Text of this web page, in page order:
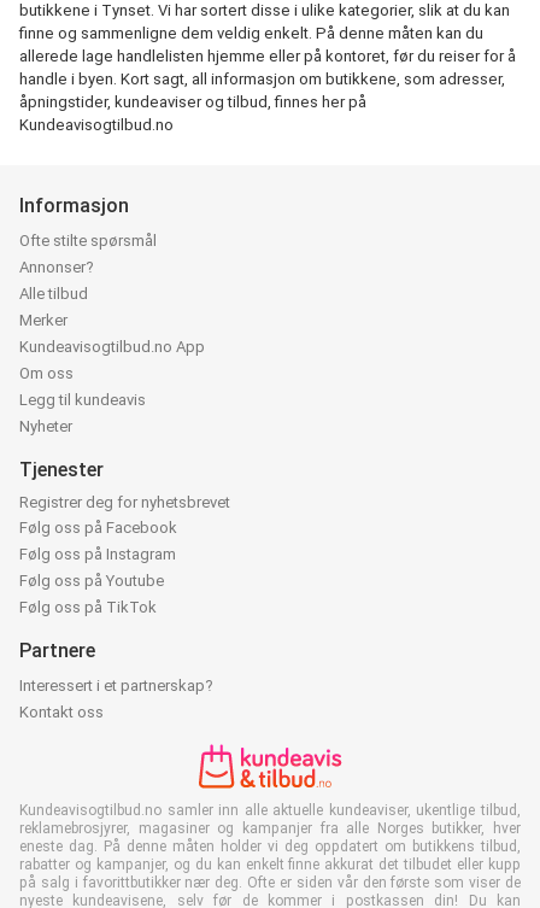
butikkene i Tynset. Vi har sortert disse i ulike kategorier, slik at du kan
finne og sammenligne dem veldig enkelt. På denne måten kan du
allerede lage handlelisten hjemme eller på kontoret, før du reiser for å
handle i byen. Kort sagt, all informasjon om butikkene, som adresser,
åpningstider, kundeaviser og tilbud, finnes her på
Kundeavisogtilbud.no
Informasjon
Ofte stilte spørsmål
Annonser?
Alle tilbud
Merker
Kundeavisogtilbud.no App
Om oss
Legg til kundeavis
Nyheter
Tjenester
Registrer deg for nyhetsbrevet
Følg oss på Facebook
Følg oss på Instagram
Følg oss på Youtube
Følg oss på TikTok
Partnere
Interessert i et partnerskap?
Kontakt oss
Kundeavisogtilbud.no samler inn alle aktuelle kundeaviser, ukentlige tilbud,
reklamebrosjyrer, magasiner og kampanjer fra alle Norges butikker, hver
eneste dag. På denne måten holder vi deg oppdatert om butikkens tilbud,
rabatter og kampanjer, og du kan enkelt finne akkurat det tilbudet eller kupp
på salg i favorittbutikker nær deg. Ofte er siden vår den første som viser de
nyeste kundeavisene, selv før de kommer i postkassen din! Du kan